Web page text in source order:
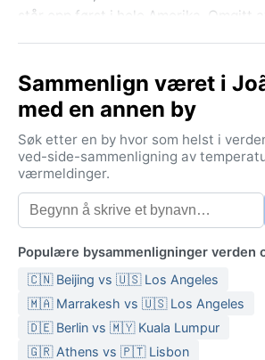
står opp først i hele Amerika. Omgitt
fersk sjømat og livemusikk under
Klimaet er tropisk monsun (Köppen
betyr varme og høy luftfuktighet
Gjennomsnittstemperaturen ligger
Sommermånedene fra desember til
kraftige, men kortvarige regnbyger,
ettermiddagen. Vinteren (juni til
Fuktigheten sjelden faller under 70
årstid. Reisende bør pakke lette
regnjakke for monsunbygene,
og myggmiddel. Vanntette sandaler
for våte dager.
Sammenlign været i
med en annen by
Søk etter en by hvor som helst i
ved-side-sammenligning av
værmeldinger.
Populære bysammenligninger verden
🇨🇳 Beijing vs 🇺🇸 Los Angeles
🇲🇦 Marrakesh vs 🇺🇸 Los Angeles
🇩🇪 Berlin vs 🇲🇾 Kuala Lumpur
🇬🇷 Athens vs 🇵🇹 Lisbon